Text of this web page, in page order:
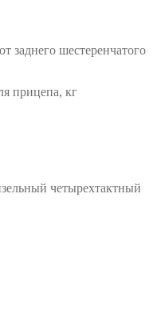
заднего шестеренчатого
прицепа, кг
четырехтактный